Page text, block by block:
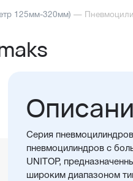
125мм-320мм) —
Серия
пневмоцилиндров с
UNITOP,
широким диапазоном